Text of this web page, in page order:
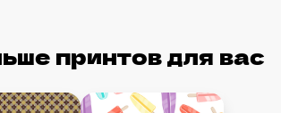
принтов для вас